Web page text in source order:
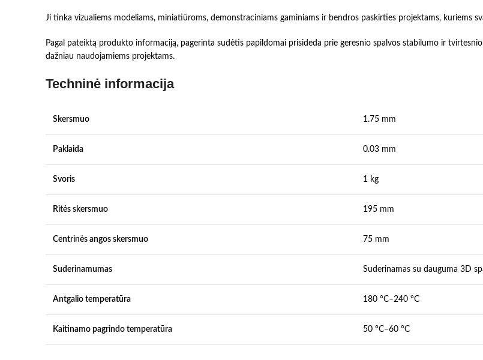
Ji tinka vizualiems modeliams, miniatiūroms, demonstraciniams gaminiams ir bendros paskirties projektams, kuriems
Pagal pateiktą produkto informaciją, pagerinta sudėtis papildomai prisideda prie geresnio spalvos stabilumo ir
dažniau naudojamiems projektams.
Techninė informacija
Skersmuo 1.75 mm
Paklaida 0.03 mm
Svoris 1 kg
Ritės skersmuo 195 mm
Centrinės angos skersmuo 75 mm
Suderinamumas Suderinamas su dauguma 3D
Antgalio temperatūra 180 °C–240 °C
Kaitinamo pagrindo temperatūra 50 °C–60 °C